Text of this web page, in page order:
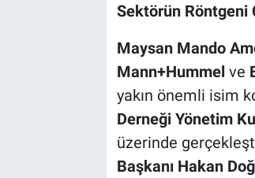
Sektörün Röntgeni
Maysan Mando
Mann+Hummel ve
yakın önemli isim
Derneği Yönetim
üzerinde
Başkanı Hakan